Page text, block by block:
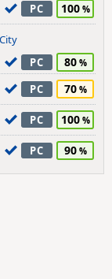
PC 100
PC
80
PC 70
PC 100
PC 90